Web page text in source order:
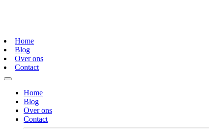
Home
Blog
Over ons
Contact
Home
Blog
Over ons
Contact